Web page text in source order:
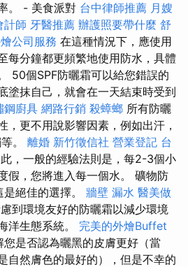
。 - 美食派對 台中律師推薦 月嫂
計師 牙醫推薦 辦護照要帶什麼 舒
公司服務 在這種情況下，應使用
每分鐘都更頻繁地使用防水，具體
50個SPF防曬霜可以給您錯誤的
塗抹自己，就會在一天結束時受到
鋼廚具 網路行銷 殺蟑螂 所有防曬
，更不用說影響因素，例如出汗，
。 離婚 新竹徵信社 營業登記 台
，一般的經驗法則是，每2-3個小
假，您將進入每一個水。 礦物防
絕佳的選擇。 牆壁 漏水 醫美做
到環境友好的防曬霜以減少環境
洋生態系統。 完美的外燴Buffet
您是否認為曬黑的皮膚更好（當
自然膚色的最好的），但是不幸的